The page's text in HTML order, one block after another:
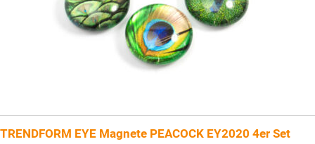
TRENDFORM EYE Magnete PEACOCK EY2020 4er Set